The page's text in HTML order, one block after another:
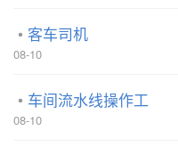
客车司机
08-10
车间流水线操作工
08-10